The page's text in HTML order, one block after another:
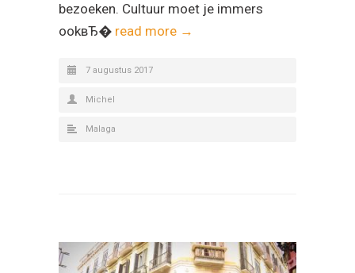
bezoeken. Cultuur moet je immers
ookвЂ� read more →
7 augustus 2017
Michel
Malaga